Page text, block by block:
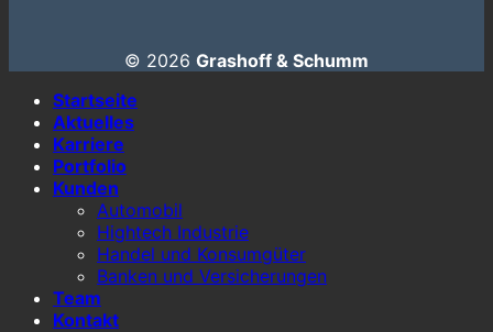
© 2026 Grashoff & Schumm
Startseite
Aktuelles
Karriere
Portfolio
Kunden
Automobil
Hightech Industrie
Handel und Konsumgüter
Banken und Versicherungen
Team
Kontakt